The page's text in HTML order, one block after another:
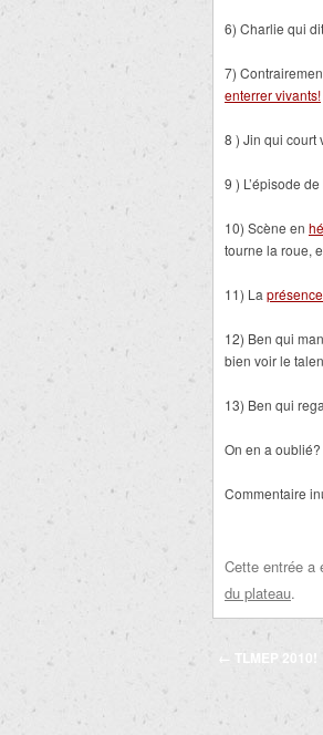
6) Charlie qui
7)
enterrer vivants!
8 ) Jin qui court
9 ) L’épisode
10) Scène en
tourne la roue,
11) La
12) Ben qui
bien voir le
13) Ben qui
On en a oublié?
Commentaire
Cette entrée a
du plateau.
Navigation
articles
← TLMEP 2010!